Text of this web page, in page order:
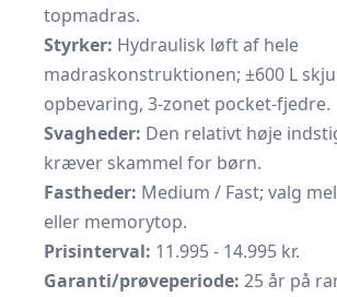
topmadras.
Styrker: Hydraulisk løft af hele
madraskonstruktionen; ±600 L
opbevaring, 3-zonet pocket-fjedre.
Svagheder: Den relativt høje
kræver skammel for børn.
Fastheder: Medium / Fast; valg
eller memorytop.
Prisinterval: 11.995 - 14.995 kr.
Garanti/prøveperiode: 25 år på